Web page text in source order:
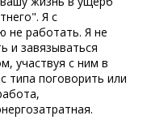
Я с
не работать. Я не
и завязываться
участвуя с ним в
типа поговорить или